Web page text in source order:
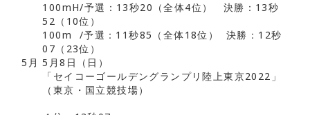
100mH/予選：13秒20（全体4位） 決勝：13秒
52（10位）
100m /予選：11秒85（全体18位） 決勝：12秒
07（23位）
5月 5月8日（日）
「セイコーゴールデングランプリ陸上東京2022」
（東京・国立競技場）